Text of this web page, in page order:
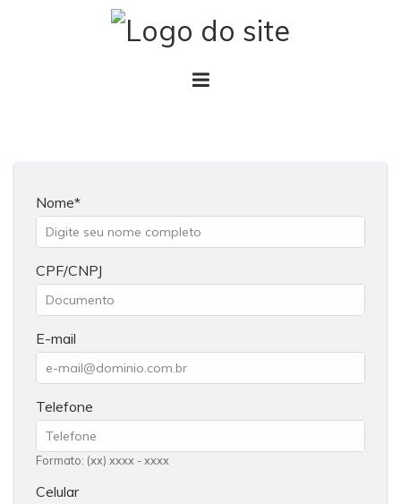
Nome
CPF/CNPJ
E-mail
Telefone
Formato: (xx) xxxx - xxxx
Celular